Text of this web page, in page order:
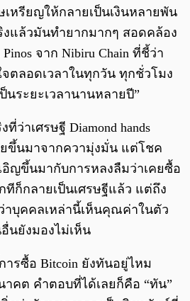
เหรียญให้กลายเป็นเงินหลายพัน
แล้วมันทำยากมากๆ สอดคล้อง
จาก Nibiru Chain ที่ชี้ว่า
ตลอดเวลาในทุกวัน ทุกชั่วโมง
นระยะเวลานานหลายปี”
ว่าเศรษฐี Diamond hands
ขึ้นมาจากความุ่งมั่น แต่โชค
อิญขึ้นมากับการหลงลืมว่าเคยซื้อ
ทีก็กลายเป็นเศรษฐีแล้ว แต่ถึง
าบุคคลเหล่านี้เห็นคุณค่าในตัว
นยังมองไม่เห็น
รซื้อ Bitcoin ยังทันอยู่ไหม
าคต คำตอบที่ได้เลยก็คือ “ทัน”